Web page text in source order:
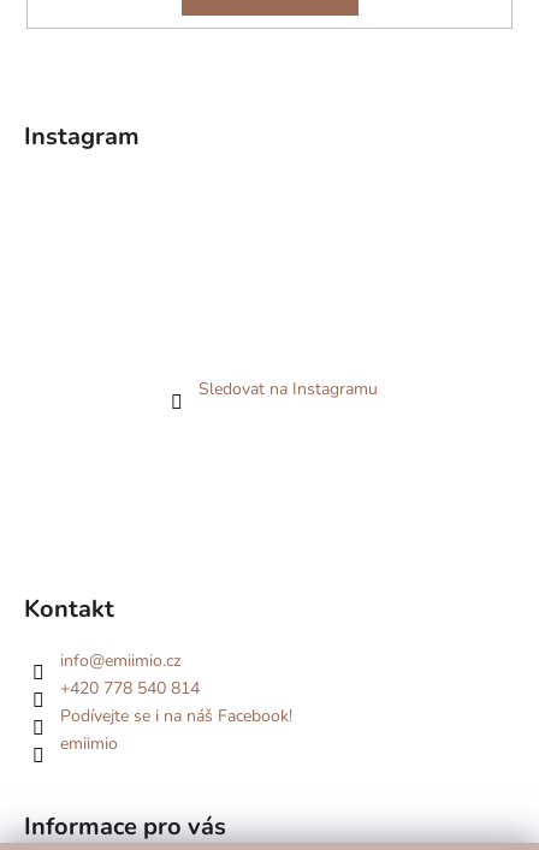
Instagram
Sledovat na Instagramu
Informace pro vás
Kontakt
info@emiimio.cz
+420 778 540 814
Podívejte se i na náš Facebook!
emiimio